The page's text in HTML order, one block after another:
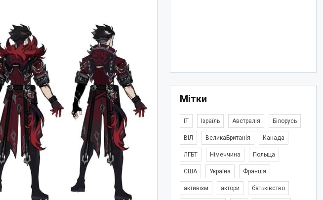
Мітки
IT Ізраїль Австралія Білорусь
ВІЛ ВеликаБританія Канада
ЛГБТ Німеччина Польща
США Україна Франція
активізм актори батьківство